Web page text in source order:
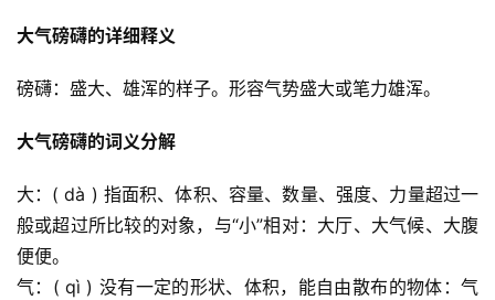
大气磅礴的详细释义
磅礴：盛大、雄浑的样子。形容气势盛大或笔力雄浑。
大气磅礴的词义分解
大：( dà ) 指面积、体积、容量、数量、强度、力量超过一
般或超过所比较的对象，与“小”相对：大厅、大气候、大腹
便便。
气：( qì ) 没有一定的形状、体积，能自由散布的物体：气